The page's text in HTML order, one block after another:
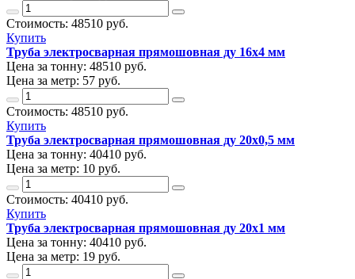
Стоимость: 48510 руб.
Купить
Труба электросварная прямошовная ду 16х4 мм
Цена за тонну: 48510 руб.
Цена за метр: 57 руб.
Стоимость: 48510 руб.
Купить
Труба электросварная прямошовная ду 20х0,5 мм
Цена за тонну: 40410 руб.
Цена за метр: 10 руб.
Стоимость: 40410 руб.
Купить
Труба электросварная прямошовная ду 20х1 мм
Цена за тонну: 40410 руб.
Цена за метр: 19 руб.